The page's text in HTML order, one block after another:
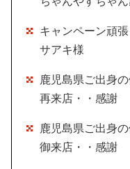
キャンペーン頑
サアキ様
鹿児島県ご出身
再来店・・感謝
鹿児島県ご出身
御来店・・感謝